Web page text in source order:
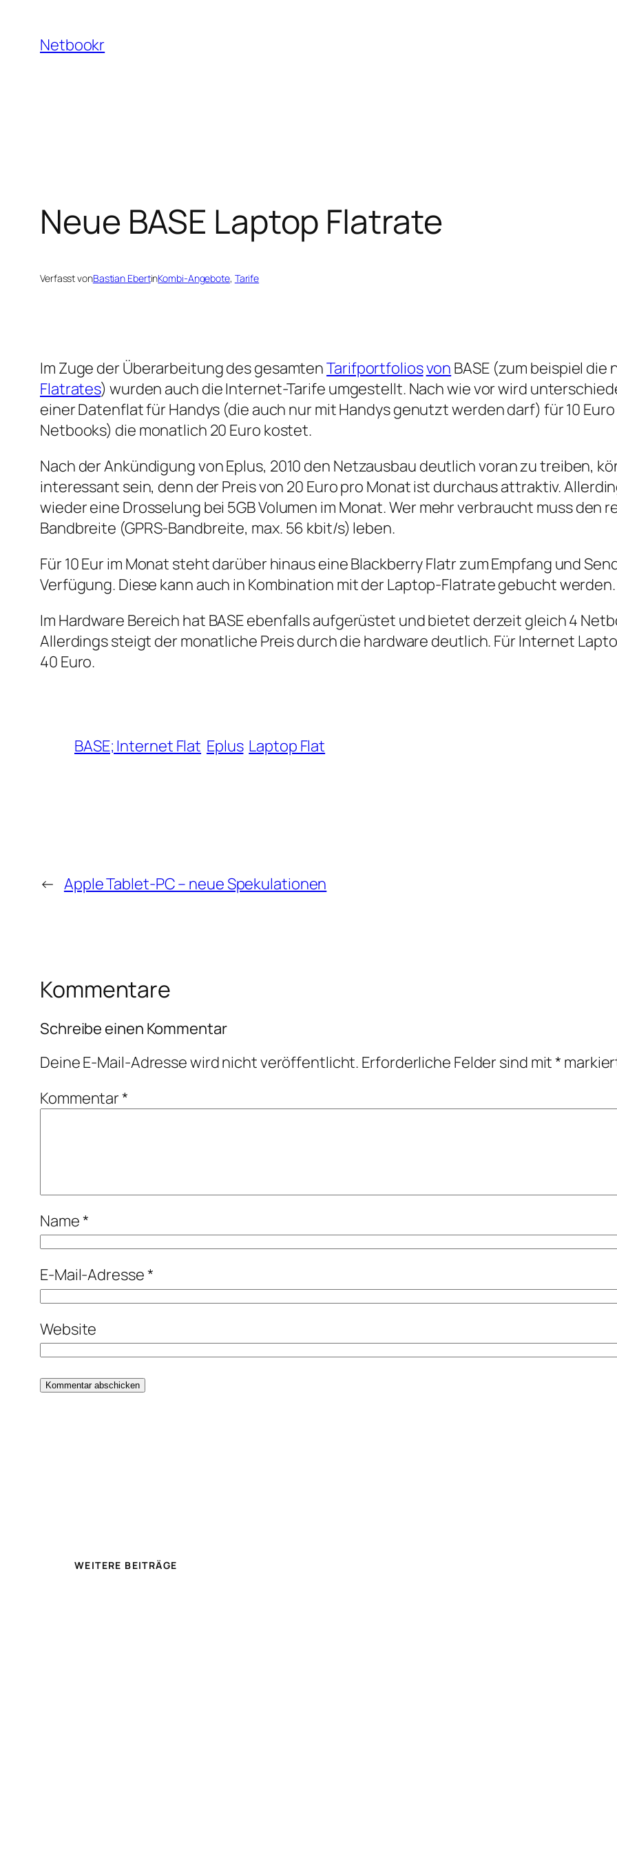
Inhalt
springen
Netbookr
Neue BASE Laptop Flatrate
Verfasst vonBastian EbertinKombi-Angebote, Tarife
Im Zuge der Überarbeitung des gesamtenTarifportfoliosvon BASE (zum beispiel die
Flatrates) wurden auch die Internet-Tarife umgestellt. Nach wie vor wird
einer Datenflat für Handys (die auch nur mit Handys genutzt werden darf) für 10
Netbooks) die monatlich 20 Euro kostet.
Nach der Ankündigung von Eplus, 2010 den Netzausbau deutlich voran zu treiben,
interessant sein, denn der Preis von 20 Euro pro Monat ist durchaus attraktiv.
wieder eine Drosselung bei 5GB Volumen im Monat. Wer mehr verbraucht muss
Bandbreite (GPRS-Bandbreite, max. 56 kbit/s) leben.
Für 10 Eur im Monat steht darüber hinaus eine Blackberry Flatr zum Empfang und
Verfügung. Diese kann auch in Kombination mit der Laptop-Flatrate gebucht werden.
Im Hardware Bereich hat BASE ebenfalls aufgerüstet und bietet derzeit gleich 4
Allerdings steigt der monatliche Preis durch die hardware deutlich. Für Internet
40 Euro.
BASE; Internet Flat Eplus Laptop Flat
← Apple Tablet-PC – neue Spekulationen
Kommentare
Schreibe einen Kommentar
Deine E-Mail-Adresse wird nicht veröffentlicht. Erforderliche Felder sind mit*
Kommentar*
Name*
E-Mail-Adresse*
Website
WEITERE BEITRÄGE